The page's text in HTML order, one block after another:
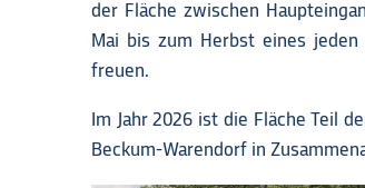
der Fläche zwischen
Mai bis zum Herbst eines
freuen.
Im Jahr 2026 ist die Fläche Teil
Beckum-Warendorf in